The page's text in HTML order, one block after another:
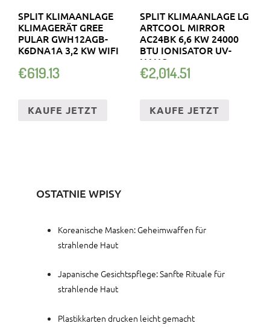
SPLIT KLIMAANLAGE
KLIMAGERÄT GREE
PULAR GWH12AGB-
K6DNA1A 3,2 KW WIFI
€619.13
KAUFE JETZT
SPLIT KLIMAANLAGE LG
ARTCOOL MIRROR
AC24BK 6,6 KW 24000
BTU IONISATOR UV-
NANO
€2,014.51
KAUFE JETZT
OSTATNIE WPISY
Koreanische Masken: Geheimwaffen für
strahlende Haut
Japanische Gesichtspflege: Sanfte Rituale für
strahlende Haut
Plastikkarten drucken leicht gemacht